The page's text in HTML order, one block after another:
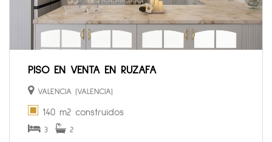
PISO EN VENTA EN RUZAFA
VALENCIA (VALENCIA)
140 m2 construidos
3 2